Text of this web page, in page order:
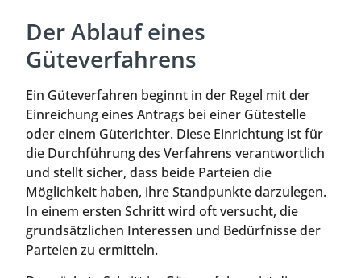
Der Ablauf eines
Güteverfahrens
Ein Güteverfahren beginnt in der Regel mit der
Einreichung eines Antrags bei einer Gütestelle
oder einem Güterichter. Diese Einrichtung ist für
die Durchführung des Verfahrens verantwortlich
und stellt sicher, dass beide Parteien die
Möglichkeit haben, ihre Standpunkte darzulegen.
In einem ersten Schritt wird oft versucht, die
grundsätzlichen Interessen und Bedürfnisse der
Parteien zu ermitteln.